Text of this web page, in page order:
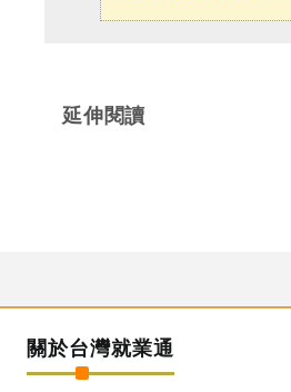
延伸閱讀
關於台灣就業通